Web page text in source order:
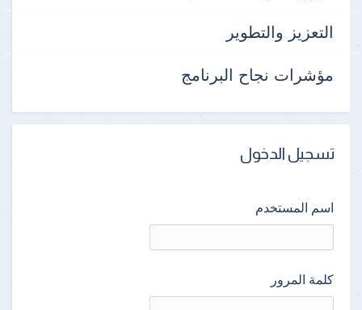
التعزيز والتطوير
مؤشرات نجاح البرنامج
تسجيل الدخول
اسم المستخدم
كلمة المرور